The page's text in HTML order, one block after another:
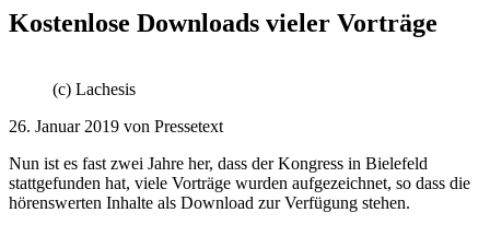
Kostenlose Downloads vieler Vorträge
(c) Lachesis
26. Januar 2019 von Pressetext
Nun ist es fast zwei Jahre her, dass der Kongress in Bielefeld
stattgefunden hat, viele Vorträge wurden aufgezeichnet, so dass die
hörenswerten Inhalte als Download zur Verfügung stehen.